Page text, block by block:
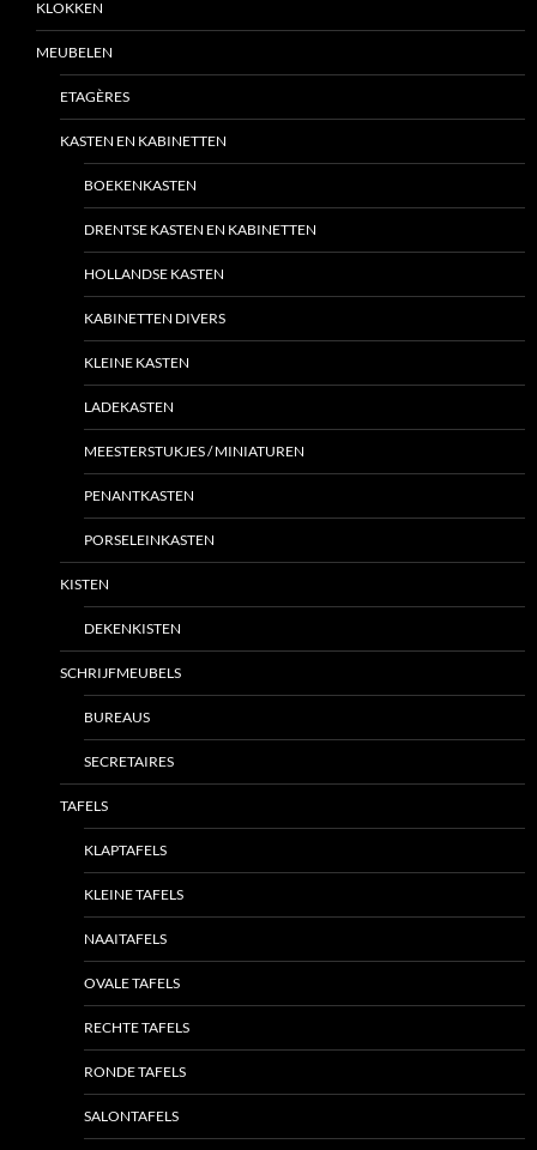
KLOKKEN
MEUBELEN
ETAGÈRES
KASTEN EN KABINETTEN
BOEKENKASTEN
DRENTSE KASTEN EN KABINETTEN
HOLLANDSE KASTEN
KABINETTEN DIVERS
KLEINE KASTEN
LADEKASTEN
MEESTERSTUKJES / MINIATUREN
PENANTKASTEN
PORSELEINKASTEN
KISTEN
DEKENKISTEN
SCHRIJFMEUBELS
BUREAUS
SECRETAIRES
TAFELS
KLAPTAFELS
KLEINE TAFELS
NAAITAFELS
OVALE TAFELS
RECHTE TAFELS
RONDE TAFELS
SALONTAFELS